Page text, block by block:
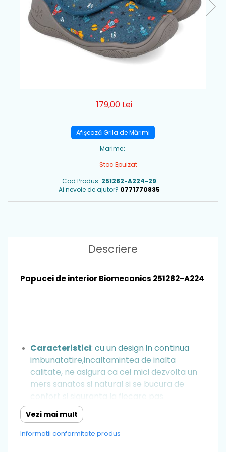
179,00 Lei
Afișează Grila de Mărimi
Marime:
Stoc Epuizat
Cod Produs: 251282-A224-29
Ai nevoie de ajutor? 0771770835
Descriere
Papucei de interior Biomecanics 251282-A224
Caracteristici: cu un design in continua
imbunatatire,incaltamintea de inalta
calitate, ne asigura ca cei mici dezvolta un
mers sanatos si natural si se bucura de
confort si siguranta la fiecare pas.
Inchiderile ajustabile
sigură și personalizată pe măsură ce
picioarele copilului tău cresc.
Vezi mai mult
Informatii conformitate produs